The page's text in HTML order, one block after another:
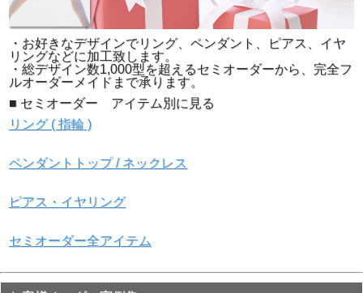
▲黒い背景で撮影しました。
・お好きなデザインでリング、ペンダント、ピアス、イヤ
リングなどに加工致します。
・総デザイン数1,000型を超えるセミオーダーから、完全フ
ルオーダーメイドまで承ります。
■ セミオーダー アイテム別に見る
リング ( 指輪 )
ペンダントトップ / ネックレス
ピアス・イヤリング
セミオーダー全アイテム